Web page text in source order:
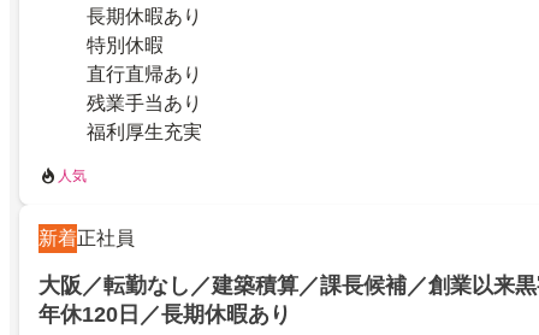
長期休暇あり
特別休暇
直行直帰あり
残業手当あり
福利厚生充実
人気
新着正社員
大阪／転勤なし／建築積算／課長候補／創業以来
年休120日／長期休暇あり